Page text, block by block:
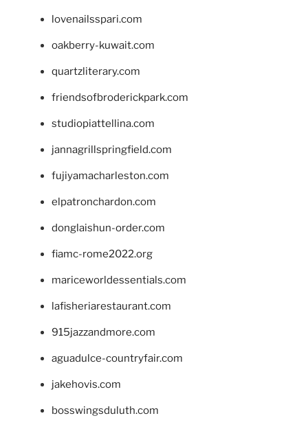
lovenailsspari.com
oakberry-kuwait.com
quartzliterary.com
friendsofbroderickpark.com
studiopiattellina.com
jannagrillspringfield.com
fujiyamacharleston.com
elpatronchardon.com
donglaishun-order.com
fiamc-rome2022.org
mariceworldessentials.com
lafisheriarestaurant.com
915jazzandmore.com
aguadulce-countryfair.com
jakehovis.com
bosswingsduluth.com